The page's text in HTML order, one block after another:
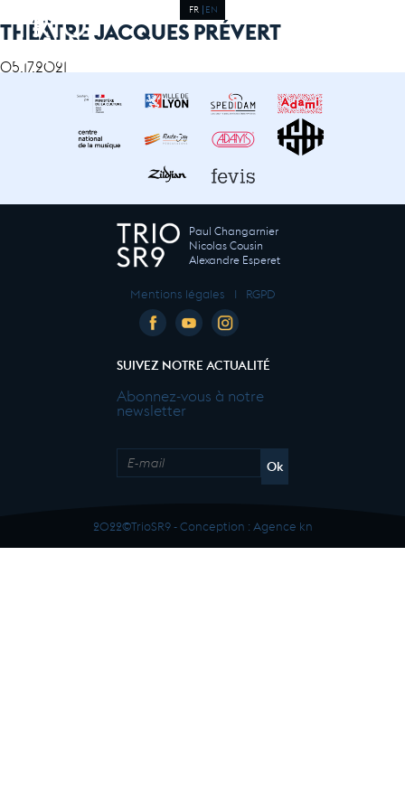
FR EN
THÉÂTRE JACQUES PRÉVERT
05.17.2021
Paul Changarnier
Nicolas Cousin
Alexandre Esperet
Mentions légales I RGPD
SUIVEZ NOTRE ACTUALITÉ
Abonnez-vous à notre
newsletter
2022©TrioSR9 - Conception : Agence kn